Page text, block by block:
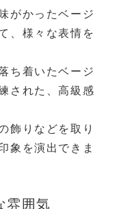
がかったベージ
、様々な表情を
ち着いたベージ
された、高級感
飾りなどを取り
象を演出できま
雰囲気